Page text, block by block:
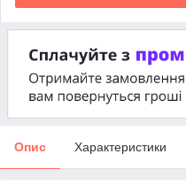
Опис Характеристики